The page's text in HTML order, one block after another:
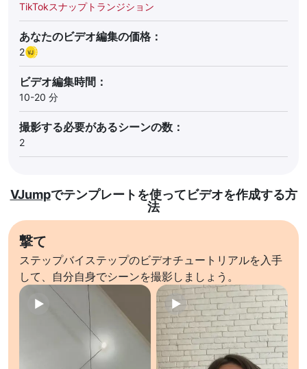
TikTokスナップトランジション
あなたのビデオ編集の価格：
2
ビデオ編集時間：
10-20 分
撮影する必要があるシーンの数：
2
VJumpでテンプレートを使ってビデオを作成する方
法
撃て
ステップバイステップのビデオチュートリアルを入手
して、自分自身でシーンを撮影しましょう。